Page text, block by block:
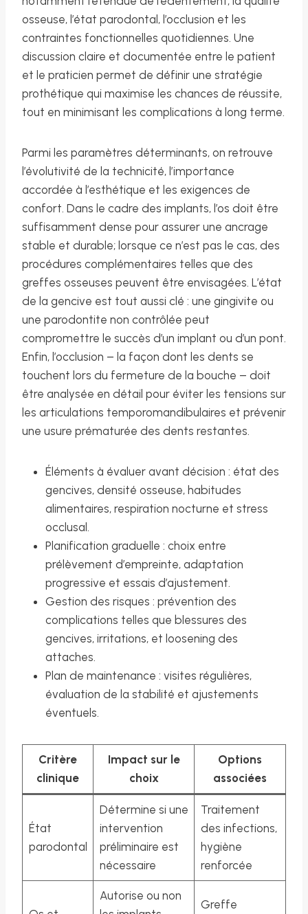
osseuse, l’état parodontal, l’occlusion et les
contraintes fonctionnelles quotidiennes. Une
discussion claire et documentée entre le patient
et le praticien permet de définir une stratégie
prothétique qui maximise les chances de réussite,
tout en minimisant les complications à long terme.
Parmi les paramètres déterminants, on retrouve
l’évolutivité de la technicité, l’importance
accordée à l’esthétique et les exigences de
confort. Dans le cadre des implants, l’os doit être
suffisamment dense pour assurer une ancrage
stable et durable; lorsque ce n’est pas le cas, des
procédures complémentaires telles que des
greffes osseuses peuvent être envisagées. L’état
de la gencive est tout aussi clé : une gingivite ou
une parodontite non contrôlée peut
compromettre le succès d’un implant ou d’un pont.
Enfin, l’occlusion – la façon dont les dents se
touchent lors du fermeture de la bouche – doit
être analysée en détail pour éviter les tensions sur
les articulations temporomandibulaires et prévenir
une usure prématurée des dents restantes.
Éléments à évaluer avant décision : état des
gencives, densité osseuse, habitudes
alimentaires, respiration nocturne et stress
occlusal.
Planification graduelle : choix entre
prélèvement d’empreinte, adaptation
progressive et essais d’ajustement.
Gestion des risques : prévention des
complications telles que blessures des
gencives, irritations, et loosening des
attaches.
Plan de maintenance : visites régulières,
évaluation de la stabilité et ajustements
éventuels.
Critère
clinique
Impact sur le
choix
Options
associées
État
parodontal
Détermine si une
intervention
préliminaire est
nécessaire
Traitement
des infections,
hygiène
renforcée
Autorise ou non
Greffe